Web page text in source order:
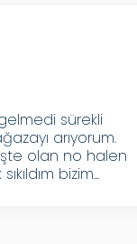
sürekli
arıyorum.
olan no halen
bizim...